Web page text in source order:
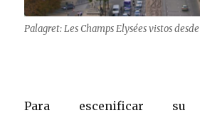
Palagret: Les Champs Elysées vistos
Para escenificar su